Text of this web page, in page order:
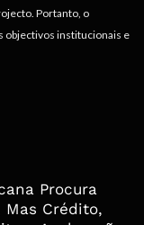
Portanto, o
objectivos institucionais e
Procura
Mas Crédito,